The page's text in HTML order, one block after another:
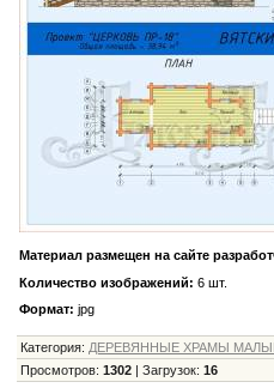
Материал размещен на сайте
Количество изображений:6 шт.
Формат: jpg
Категория: ДЕРЕВЯННЫЕ ХРАМЫ
Просмотров:1302 |Загрузок:16